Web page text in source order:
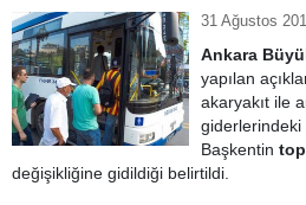
31 Ağustos
Ankara
yapılan
akaryakıt ile
giderlerindeki
Başkentin
değişikliğine gidildiği belirtildi.